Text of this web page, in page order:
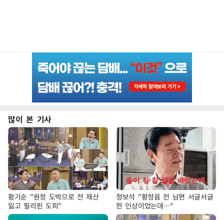
많이 본 기사
황기순 "원정 도박으로 전 재산
잃고 필리핀 도피"
정보석 "황정음 전 남편 서글서글
한 인상이었는데…"